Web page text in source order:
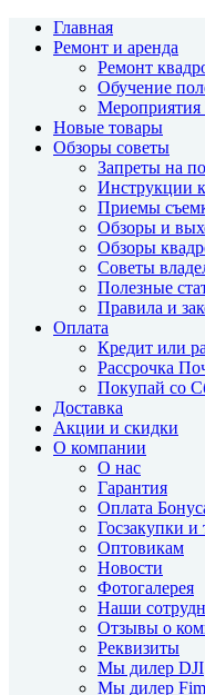
Главная
Ремонт и аренда
Ремонт
Обучение
Мероприятия
Новые товары
Обзоры советы
Запреты на
Инструкции
Приемы
Обзоры и
Обзоры
Советы
Полезные
Правила и
Оплата
Кредит или
Рассрочка
Покупай со
Доставка
Акции и скидки
О компании
О нас
Гарантия
Оплата
Госзакупки и
Оптовикам
Новости
Фотогалерея
Наши
Отзывы о
Реквизиты
Мы дилер DJI
Мы дилер